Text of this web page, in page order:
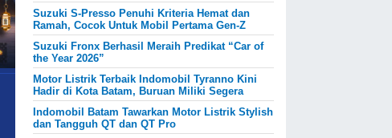
Suzuki S-Presso Penuhi Kriteria Hemat dan
Ramah, Cocok Untuk Mobil Pertama Gen-Z
Suzuki Fronx Berhasil Meraih Predikat “Car of
the Year 2026”
Motor Listrik Terbaik Indomobil Tyranno Kini
Hadir di Kota Batam, Buruan Miliki Segera
Indomobil Batam Tawarkan Motor Listrik Stylish
dan Tangguh QT dan QT Pro